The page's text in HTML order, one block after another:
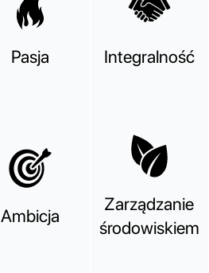
Pasja Integralność
Ambicja
Zarządzanie
środowiskiem